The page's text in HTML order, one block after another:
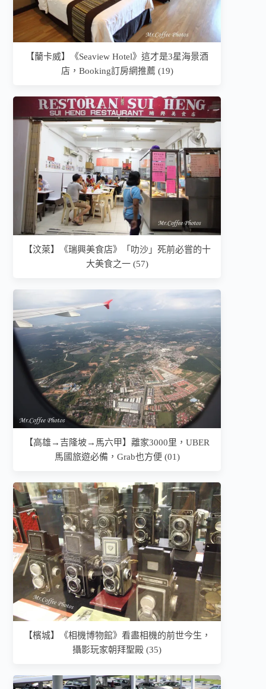
【蘭卡威】《Seaview Hotel》這才是3星海景酒
店，Booking訂房網推薦 (19)
【汶萊】《瑞興美食店》「叻沙」死前必嘗的十
大美食之一 (57)
【高雄→吉隆坡→馬六甲】離家3000里，UBER
馬國旅遊必備，Grab也方便 (01)
【檳城】《相機博物館》看盡相機的前世今生，
攝影玩家朝拜聖殿 (35)